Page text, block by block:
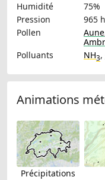
Humidité
75%
Pression
965
Pollen
Aune
Polluants
NH3,
Animations
Précipitations